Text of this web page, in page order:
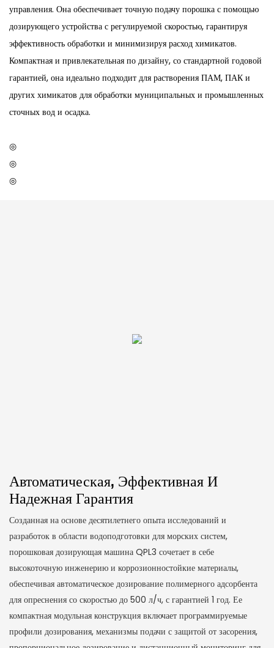
управления. Она обеспечивает точную подачу порошка с помощью
дозирующего устройства с регулируемой скоростью, гарантируя
эффективность обработки и минимизируя расход химикатов.
Компактная и привлекательная по дизайну, со стандартной годовой
гарантией, она идеально подходит для растворения ПАМ, ПАК и
других химикатов для обработки муниципальных и промышленных
сточных вод и осадка.
◎
◎
◎
Автоматическая, Эффективная И
Надежная Гарантия
Созданная на основе десятилетнего опыта исследований и
разработок в области водоподготовки для морских систем,
порошковая дозирующая машина QPL3 сочетает в себе
высокоточную инженерию и коррозионностойкие материалы,
обеспечивая автоматическое дозирование полимерного адсорбента
для опреснения со скоростью до 500 л/ч, с гарантией 1 год. Ее
компактная модульная конструкция включает программируемые
профили дозирования, механизмы подачи с защитой от засорения,